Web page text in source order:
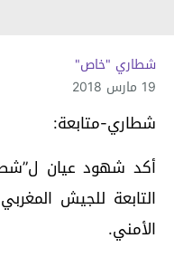
شطاري "خاص"
19 مارس 2018
شطاري-متابعة:
أكد شهود عيان
التابعة للجيش
الأمني.